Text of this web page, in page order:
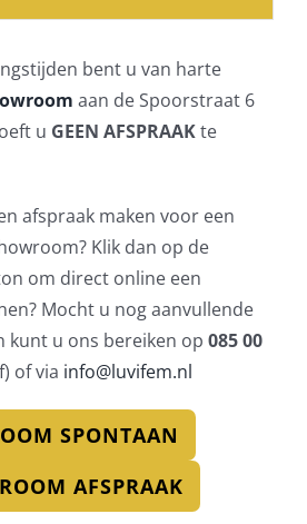
bent u van harte
aan de Spoorstraat 6
u GEEN AFSPRAAKte
afspraak maken voor een
Klik dan op de
om direct online een
Mocht u nog aanvullende
kunt u ons bereiken op 085 00
of via info@luvifem.nl
SPONTAAN
AFSPRAAK